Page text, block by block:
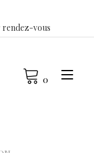
rendez-vous
0